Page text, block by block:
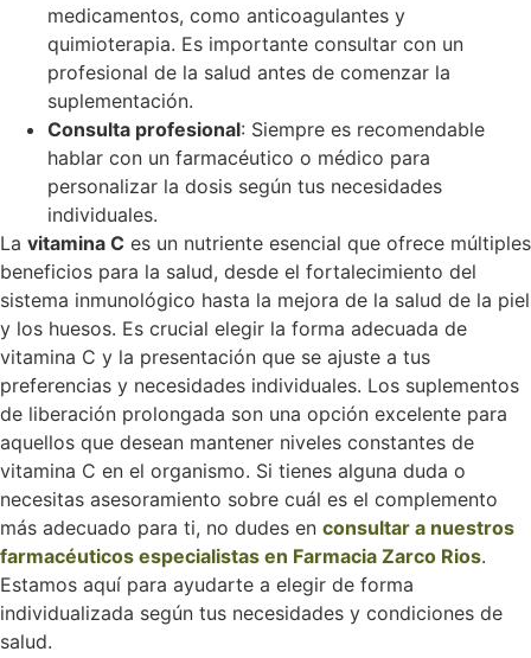
medicamentos, como anticoagulantes y
quimioterapia. Es importante consultar con un
profesional de la salud antes de comenzar la
suplementación.
Consulta profesional: Siempre es recomendable
hablar con un farmacéutico o médico para
personalizar la dosis según tus necesidades
individuales.
La vitamina C es un nutriente esencial que ofrece múltiples
beneficios para la salud, desde el fortalecimiento del
sistema inmunológico hasta la mejora de la salud de la piel
y los huesos. Es crucial elegir la forma adecuada de
vitamina C y la presentación que se ajuste a tus
preferencias y necesidades individuales. Los suplementos
de liberación prolongada son una opción excelente para
aquellos que desean mantener niveles constantes de
vitamina C en el organismo. Si tienes alguna duda o
necesitas asesoramiento sobre cuál es el complemento
más adecuado para ti, no dudes en consultar a nuestros
farmacéuticos especialistas en Farmacia Zarco Rios.
Estamos aquí para ayudarte a elegir de forma
individualizada según tus necesidades y condiciones de
salud.